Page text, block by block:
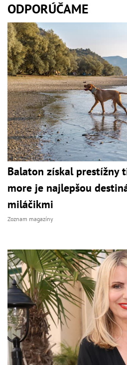
ODPORÚČAME
Balaton získal prestížny
more je najlepšou
miláčikmi
Zoznam magazíny